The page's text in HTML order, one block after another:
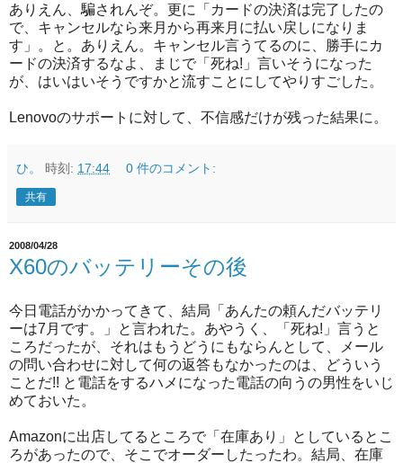
ありえん、騙されんぞ。更に「カードの決済は完了したの
で、キャンセルなら来月から再来月に払い戻しになりま
す」。と。ありえん。キャンセル言うてるのに、勝手にカ
ードの決済するなよ、まじで「死ね!」言いそうになった
が、はいはいそうですかと流すことにしてやりすごした。
Lenovoのサポートに対して、不信感だけが残った結果に。
ひ。 時刻: 17:44 0 件のコメント:
共有
2008/04/28
X60のバッテリーその後
今日電話がかかってきて、結局「あんたの頼んだバッテリ
ーは7月です。」と言われた。あやうく、「死ね!」言うと
ころだったが、それはもうどうにもならんとして、メール
の問い合わせに対して何の返答もなかったのは、どういう
ことだ!! と電話をするハメになった電話の向うの男性をいじ
めておいた。
Amazonに出店してるところで「在庫あり」としているとこ
ろがあったので、そこでオーダーしたったわ。結局、在庫